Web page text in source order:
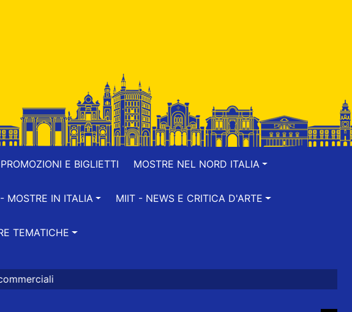
PROMOZIONI E BIGLIETTI MOSTRE NEL NORD ITALIA
MOSTRE IN ITALIA MIIT - NEWS E CRITICA D'ARTE
TEMATICHE